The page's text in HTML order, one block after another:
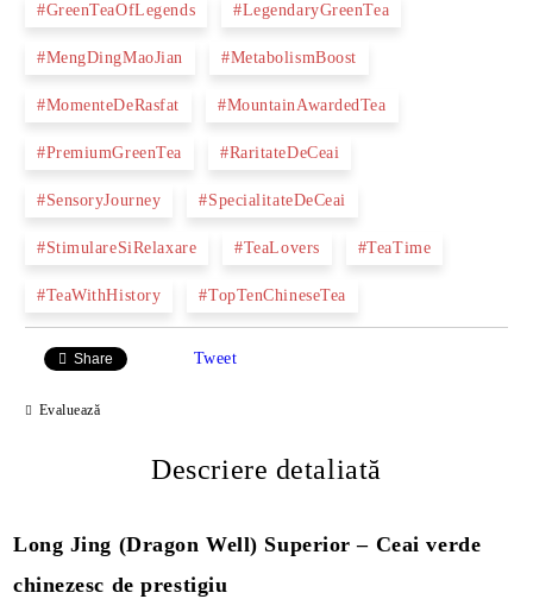
#GreenTeaOfLegends #LegendaryGreenTea
#MengDingMaoJian #MetabolismBoost
#MomenteDeRasfat #MountainAwardedTea
#PremiumGreenTea #RaritateDeCeai
#SensoryJourney #SpecialitateDeCeai
#StimulareSiRelaxare #TeaLovers #TeaTime
#TeaWithHistory #TopTenChineseTea
Share Tweet
Evaluează
Descriere detaliată
Long Jing (Dragon Well) Superior – Ceai verde
chinezesc de prestigiu